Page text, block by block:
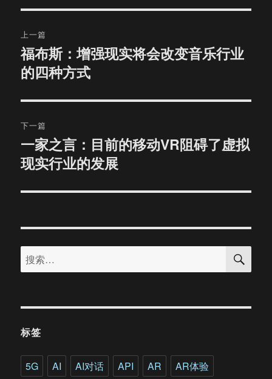
章
导
航
上一篇
上
篇
章：
福布斯：增强现实将会改变音乐行业
的四种方式
下一篇
下
篇
章：
一家之言：目前的移动VR阻碍了虚拟
现实行业的发展
搜
索：
搜
标签
5G AI AI对话 API AR
AR体验